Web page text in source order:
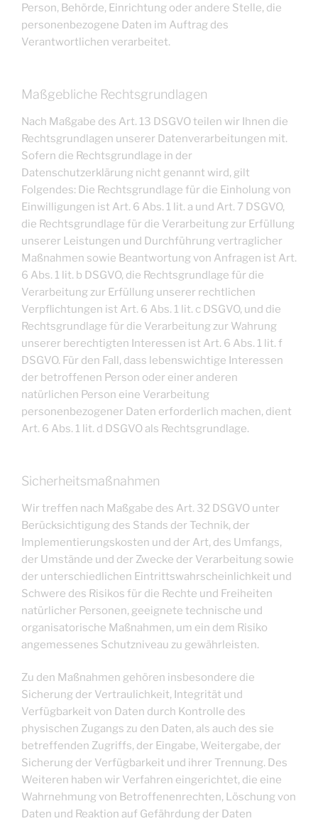
Person, Behörde, Einrichtung oder andere Stelle, die
personenbezogene Daten im Auftrag des
Verantwortlichen verarbeitet.
Maßgebliche Rechtsgrundlagen
Nach Maßgabe des Art. 13 DSGVO teilen wir Ihnen die
Rechtsgrundlagen unserer Datenverarbeitungen mit.
Sofern die Rechtsgrundlage in der
Datenschutzerklärung nicht genannt wird, gilt
Folgendes: Die Rechtsgrundlage für die Einholung von
Einwilligungen ist Art. 6 Abs. 1 lit. a und Art. 7 DSGVO,
die Rechtsgrundlage für die Verarbeitung zur Erfüllung
unserer Leistungen und Durchführung vertraglicher
Maßnahmen sowie Beantwortung von Anfragen ist Art.
6 Abs. 1 lit. b DSGVO, die Rechtsgrundlage für die
Verarbeitung zur Erfüllung unserer rechtlichen
Verpflichtungen ist Art. 6 Abs. 1 lit. c DSGVO, und die
Rechtsgrundlage für die Verarbeitung zur Wahrung
unserer berechtigten Interessen ist Art. 6 Abs. 1 lit. f
DSGVO. Für den Fall, dass lebenswichtige Interessen
der betroffenen Person oder einer anderen
natürlichen Person eine Verarbeitung
personenbezogener Daten erforderlich machen, dient
Art. 6 Abs. 1 lit. d DSGVO als Rechtsgrundlage.
Sicherheitsmaßnahmen
Wir treffen nach Maßgabe des Art. 32 DSGVO unter
Berücksichtigung des Stands der Technik, der
Implementierungskosten und der Art, des Umfangs,
der Umstände und der Zwecke der Verarbeitung sowie
der unterschiedlichen Eintrittswahrscheinlichkeit und
Schwere des Risikos für die Rechte und Freiheiten
natürlicher Personen, geeignete technische und
organisatorische Maßnahmen, um ein dem Risiko
angemessenes Schutzniveau zu gewährleisten.
Zu den Maßnahmen gehören insbesondere die
Sicherung der Vertraulichkeit, Integrität und
Verfügbarkeit von Daten durch Kontrolle des
physischen Zugangs zu den Daten, als auch des sie
betreffenden Zugriffs, der Eingabe, Weitergabe, der
Sicherung der Verfügbarkeit und ihrer Trennung. Des
Weiteren haben wir Verfahren eingerichtet, die eine
Wahrnehmung von Betroffenenrechten, Löschung von
Daten und Reaktion auf Gefährdung der Daten